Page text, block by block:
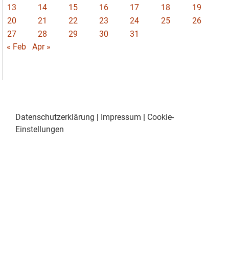
13
14 15 16 17 18
19
20
21 22 23 24 25
26
27
28 29 30
31
« Feb
Apr »
Datenschutzerklärung | Impressum | Cookie-
Einstellungen